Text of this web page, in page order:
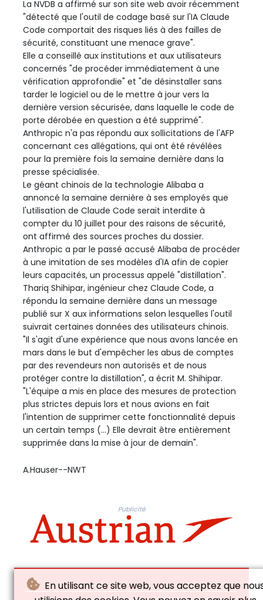
En utilisant ce site web, vous acceptez que
La NVDB a affirmé sur son site web avoir récemment
"détecté que l'outil de codage basé sur l'IA Claude
Code comportait des risques liés à des failles de
sécurité, constituant une menace grave".
Elle a conseillé aux institutions et aux utilisateurs
concernés "de procéder immédiatement à une
vérification approfondie" et "de désinstaller sans
tarder le logiciel ou de le mettre à jour vers la
dernière version sécurisée, dans laquelle le code de
porte dérobée en question a été supprimé".
Anthropic n'a pas répondu aux sollicitations de l'AFP
concernant ces allégations, qui ont été révélées
pour la première fois la semaine dernière dans la
presse spécialisée.
Le géant chinois de la technologie Alibaba a
annoncé la semaine dernière à ses employés que
l'utilisation de Claude Code serait interdite à
compter du 10 juillet pour des raisons de sécurité,
ont affirmé des sources proches du dossier.
Anthropic a par le passé accusé Alibaba de procéder
à une imitation de ses modèles d'IA afin de copier
leurs capacités, un processus appelé "distillation".
Thariq Shihipar, ingénieur chez Claude Code, a
répondu la semaine dernière dans un message
publié sur X aux informations selon lesquelles l'outil
suivrait certaines données des utilisateurs chinois.
"Il s'agit d'une expérience que nous avons lancée en
mars dans le but d'empêcher les abus de comptes
par des revendeurs non autorisés et de nous
protéger contre la distillation", a écrit M. Shihipar.
"L'équipe a mis en place des mesures de protection
plus strictes depuis lors et nous avions en fait
l'intention de supprimer cette fonctionnalité depuis
un certain temps (...) Elle devrait être entièrement
supprimée dans la mise à jour de demain".
A.Hauser--NWT
Publicité